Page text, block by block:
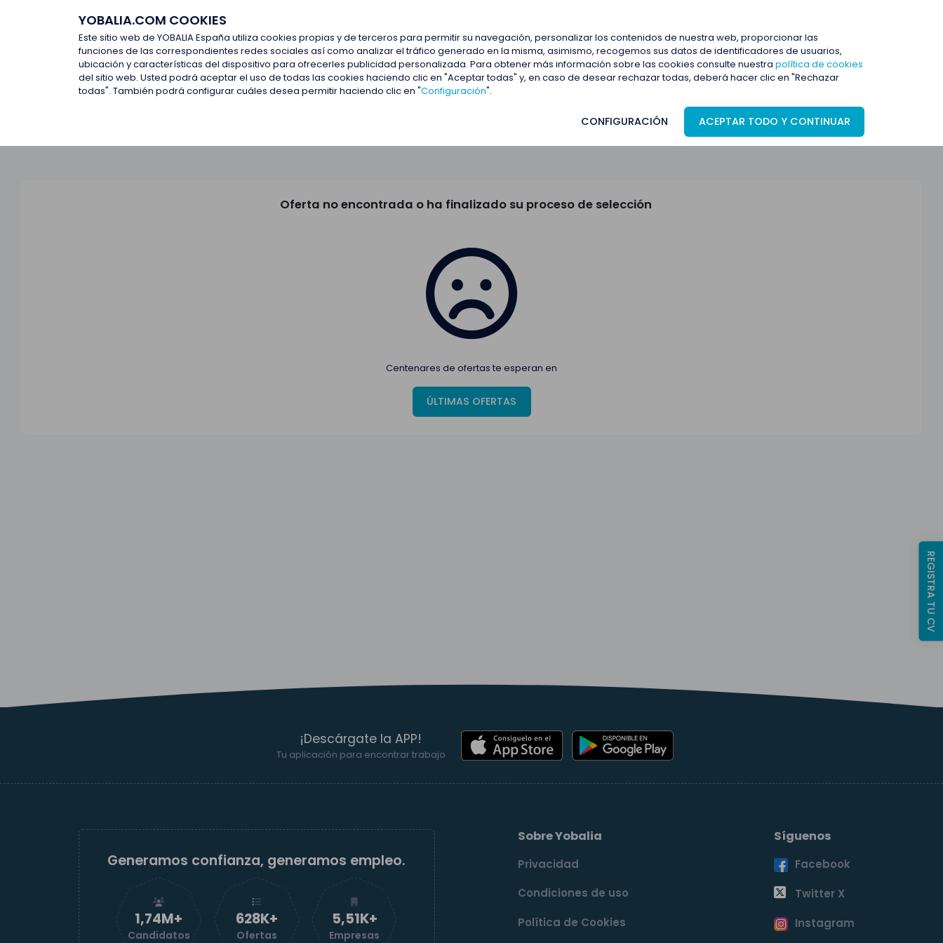
YOBALIA.COM COOKIES
Este sitio web de YOBALIA España utiliza cookies propias y de terceros para permitir su navegación, personalizar los contenidos de nuestra web, proporcionar las
funciones de las correspondientes redes sociales así como analizar el tráfico generado en la misma, asimismo, recogemos sus datos de identificadores de usuarios,
ubicación y características del dispositivo para ofrecerles publicidad personalizada. Para obtener más información sobre las cookies consulte nuestra política de cookies
del sitio web. Usted podrá aceptar el uso de todas las cookies haciendo clic en "Aceptar todas" y, en caso de desear rechazar todas, deberá hacer clic en "Rechazar
todas". También podrá configurar cuáles desea permitir haciendo clic en "Configuración".
CONFIGURACIÓN ACEPTAR TODO Y CONTINUAR
Últimas ofertas
Últimas ofertas
Oferta no encontrada o ha finalizado su proceso de selección
Centenares de ofertas te esperan en
ÚLTIMAS OFERTAS
¡Descárgate la APP!
Tu aplicación para encontrar trabajo
Generamos confianza, generamos empleo.
1,74M+
Candidatos
629K+
Ofertas
5,52K+
Empresas
Sobre Yobalia
Privacidad
Condiciones de uso
Política de Cookies
Síguenos
Facebook
Twitter X
Instagram
REGISTRA TU CV